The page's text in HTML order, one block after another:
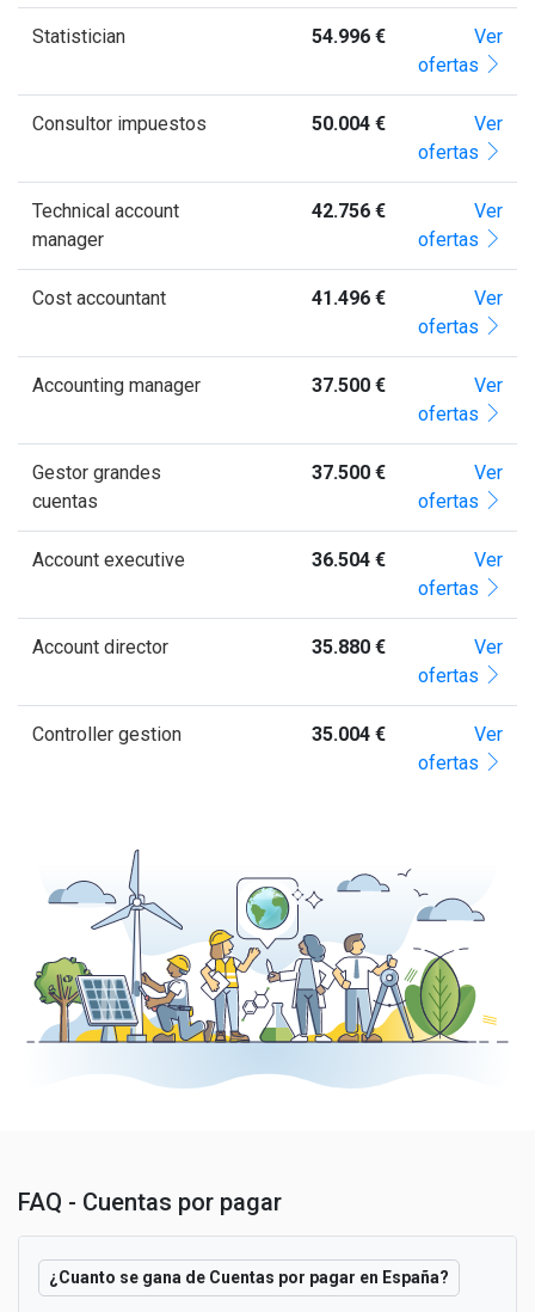
Statistician 54.996 €
Ver
ofertas
Consultor impuestos 50.004 €
Ver
ofertas
Technical account
manager
42.756 €
Ver
ofertas
Cost accountant 41.496 €
Ver
ofertas
Accounting manager 37.500 €
Ver
ofertas
Gestor grandes
cuentas
37.500 €
Ver
ofertas
Account executive 36.504 €
Ver
ofertas
Account director 35.880 €
Ver
ofertas
Controller gestion 35.004 €
Ver
ofertas
FAQ - Cuentas por pagar
¿Cuanto se gana de Cuentas por pagar en España?